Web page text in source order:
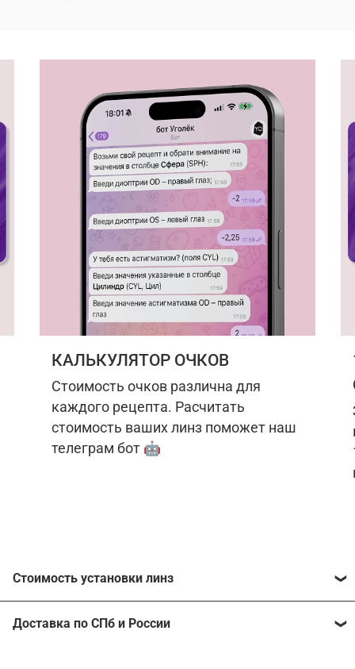
КАЛЬКУЛЯТОР ОЧКОВ
Стоимость очков различна для
каждого рецепта. Расчитать
стоимость ваших линз поможет наш
телеграм бот 🤖
Стоимость установки линз
Расчитать стоимость ваших линз поможет
Доставка по СПб и России